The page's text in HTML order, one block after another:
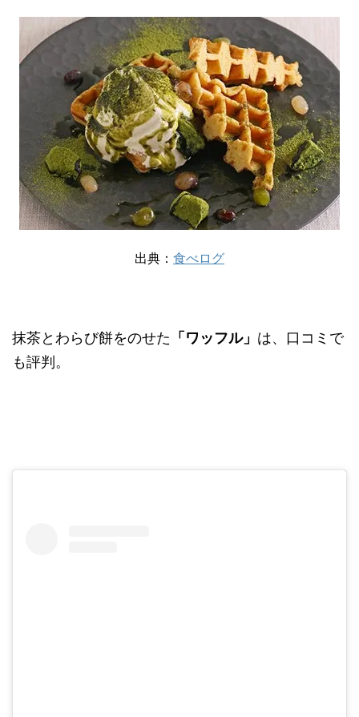
出典： 食べログ
抹茶とわらび餅をのせた 「ワッフル」 は、口コミで
も評判。